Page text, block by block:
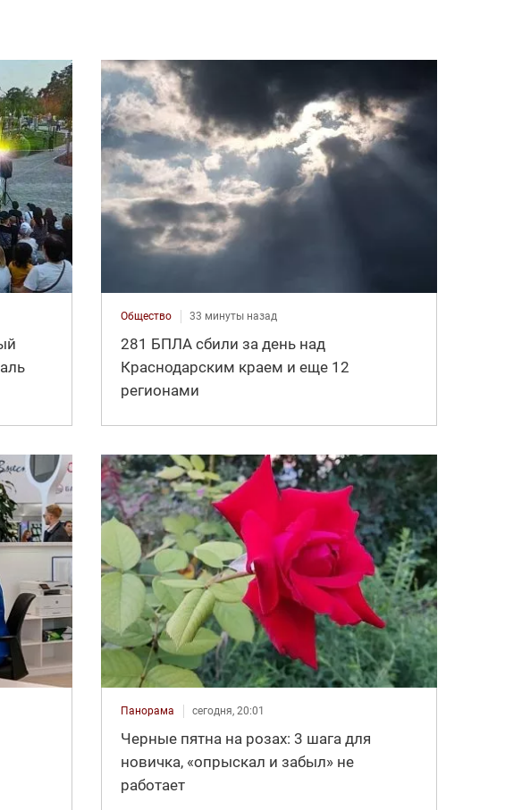
Общество 33 минуты назад
281 БПЛА сбили за день над
Краснодарским краем и еще 12
регионами
Панорама сегодня, 20:01
Черные пятна на розах: 3 шага для
новичка, «опрыскал и забыл» не
работает